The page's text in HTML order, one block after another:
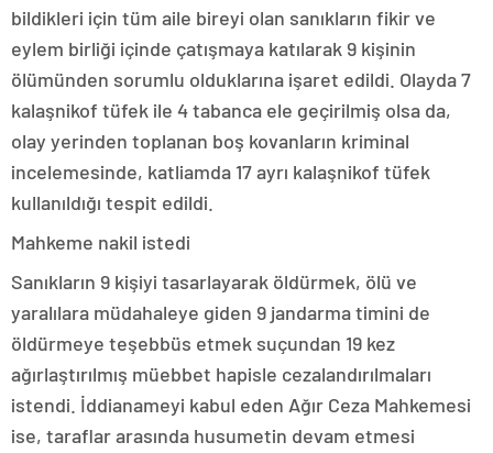
bildikleri için tüm aile bireyi olan sanıkların fikir ve
eylem birliği içinde çatışmaya katılarak 9 kişinin
ölümünden sorumlu olduklarına işaret edildi. Olayda 7
kalaşnikof tüfek ile 4 tabanca ele geçirilmiş olsa da,
olay yerinden toplanan boş kovanların kriminal
incelemesinde, katliamda 17 ayrı kalaşnikof tüfek
kullanıldığı tespit edildi.
Mahkeme nakil istedi
Sanıkların 9 kişiyi tasarlayarak öldürmek, ölü ve
yaralılara müdahaleye giden 9 jandarma timini de
öldürmeye teşebbüs etmek suçundan 19 kez
ağırlaştırılmış müebbet hapisle cezalandırılmaları
istendi. İddianameyi kabul eden Ağır Ceza Mahkemesi
ise, taraflar arasında husumetin devam etmesi